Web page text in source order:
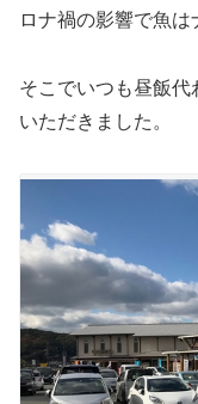
ロナ禍の影響で魚は
そこでいつも昼飯代
いただきました。